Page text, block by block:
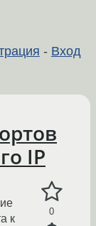
- Вход
IP
0
к